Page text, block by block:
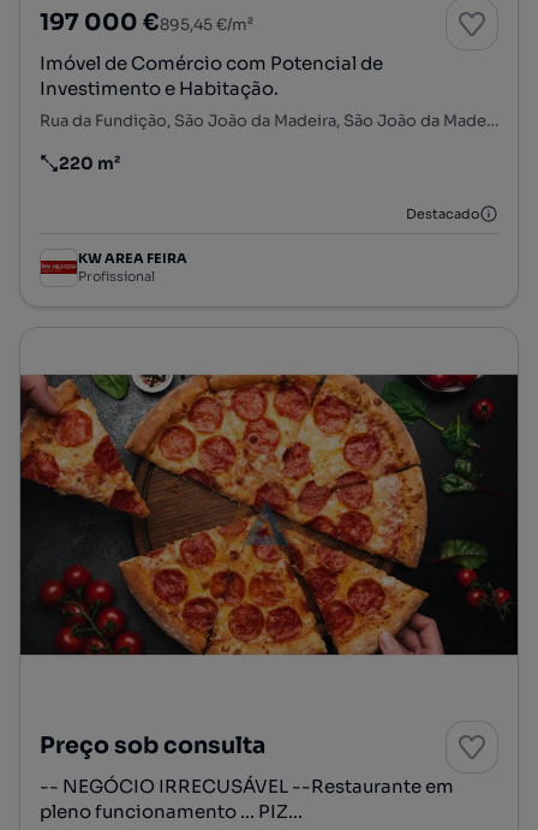
197 000 €895,45 €/m²
Imóvel de Comércio com Potencial de
Investimento e Habitação.
Rua da Fundição, São João da Madeira, São João da Madeira, Aveiro
Preço por metro quadrado
220 m²
Destacado
KW AREA FEIRA
Profissional
Preço sob consulta
-- NEGÓCIO IRRECUSÁVEL --Restaurante em
pleno funcionamento ... PIZ...